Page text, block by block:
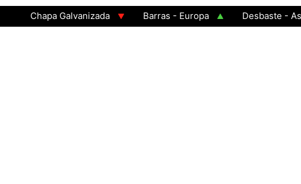
Chapa Galvanizada Barras - Europa Desbaste - Asia